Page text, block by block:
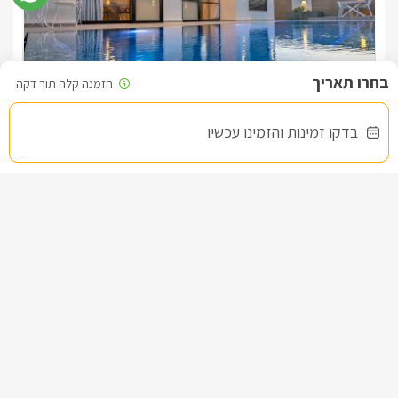
בדקו זמינות והזמינו עכשיו
בברכה, יריב -052-9707398
צימר בצפון, דלתון